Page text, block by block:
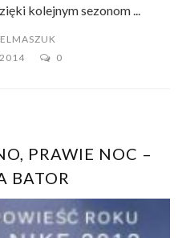
kolejnym sezonom ...
0
PRAWIE NOC –
BATOR